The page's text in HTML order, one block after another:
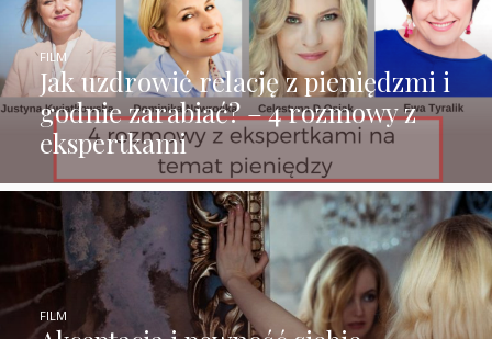
Jak uzdrowić relację z pieniędzmi i
godnie zarabiać? – 4 rozmowy z
ekspertkami
FILM
FILM